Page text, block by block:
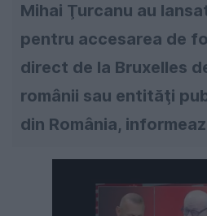
Mihai Ţurcanu au
pentru accesarea de
direct de la Bruxelles
românii sau entităţi
din România,